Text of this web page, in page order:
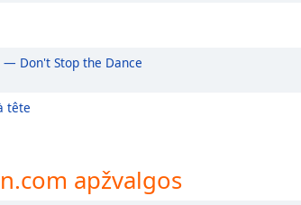
— Don't Stop the Dance
tête
apžvalgos